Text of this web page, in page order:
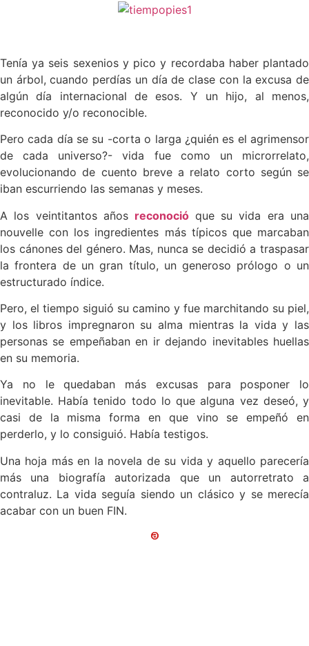
Tenía ya seis sexenios y pico y recordaba haber plantado
un árbol, cuando perdías un día de clase con la excusa de
algún día internacional de esos. Y un hijo, al menos,
reconocido y/o reconocible.
Pero cada día se su -corta o larga ¿quién es el agrimensor
de cada universo?- vida fue como un microrrelato,
evolucionando de cuento breve a relato corto según se
iban escurriendo las semanas y meses.
A los veintitantos años reconoció que su vida era una
nouvelle con los ingredientes más típicos que marcaban
los cánones del género. Mas, nunca se decidió a traspasar
la frontera de un gran título, un generoso prólogo o un
estructurado índice.
Pero, el tiempo siguió su camino y fue marchitando su piel,
y los libros impregnaron su alma mientras la vida y las
personas se empeñaban en ir dejando inevitables huellas
en su memoria.
Ya no le quedaban más excusas para posponer lo
inevitable. Había tenido todo lo que alguna vez deseó, y
casi de la misma forma en que vino se empeñó en
perderlo, y lo consiguió. Había testigos.
Una hoja más en la novela de su vida y aquello parecería
más una biografía autorizada que un autorretrato a
contraluz. La vida seguía siendo un clásico y se merecía
acabar con un buen FIN.